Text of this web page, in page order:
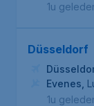
1u
Düsseldorf
Evenes
1u